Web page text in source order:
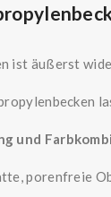
ist äußerst
und
porenfreie